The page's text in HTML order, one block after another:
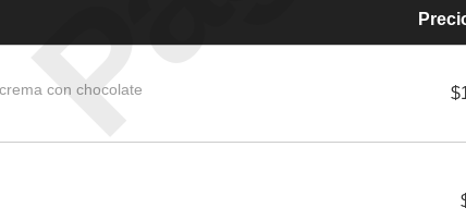
con chocolate